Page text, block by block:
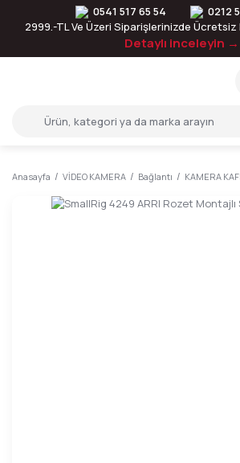
0541 517 65 54
0212
2999.-TL Ve Üzeri Siparişlerinizde
Detaylı inceleyin →
Anasayfa VİDEO KAMERA Bağlantı KAMERA